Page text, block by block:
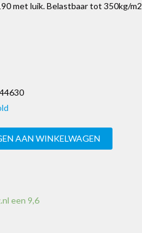
met luik. Belastbaar tot 350kg/m2
AAN WINKELWAGEN
een 9,6